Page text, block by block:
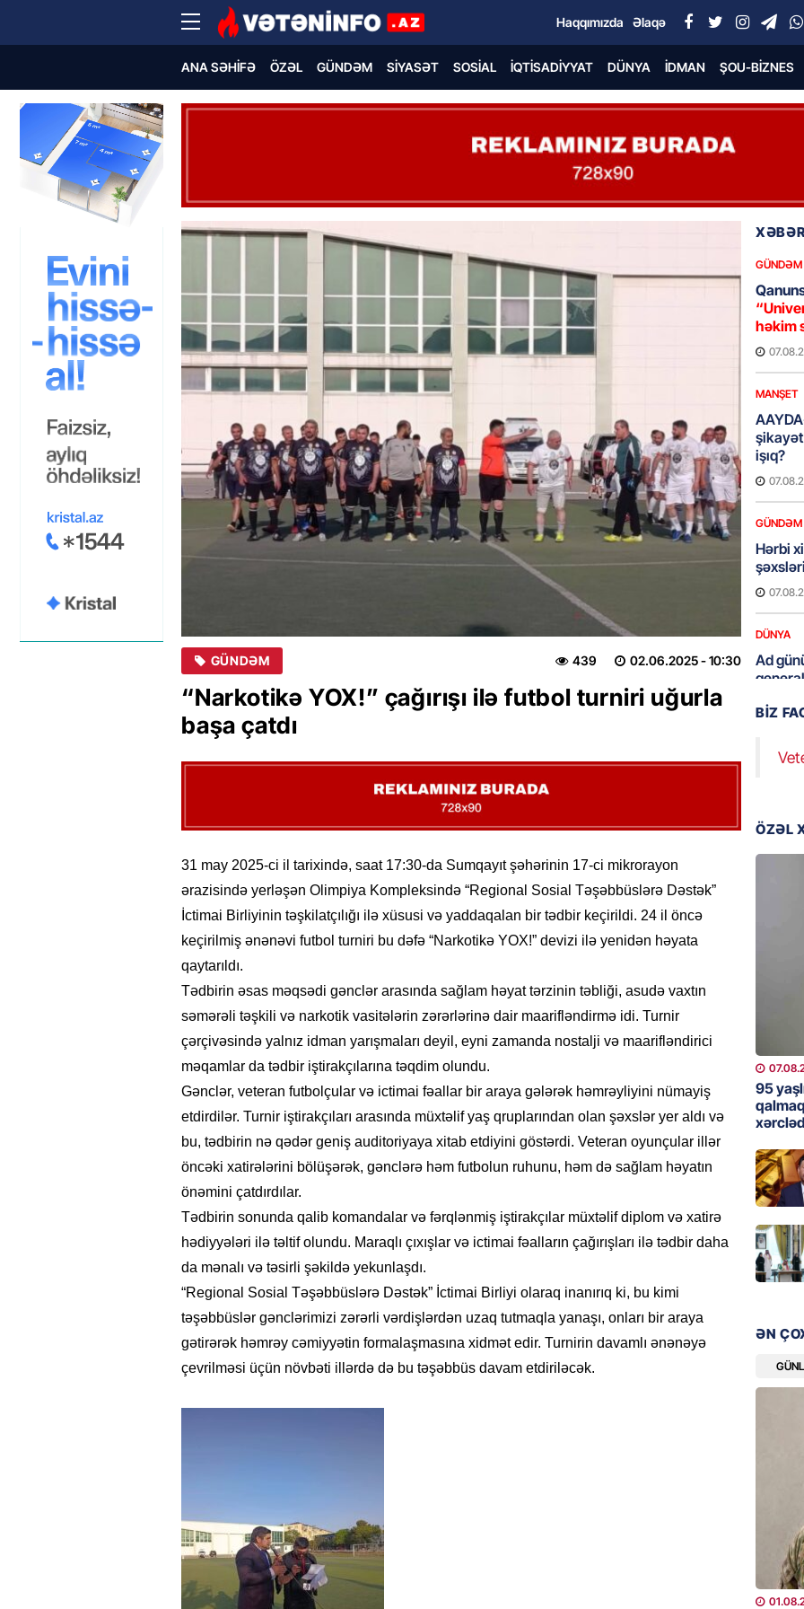
Haqqımızda Əlaqə
ANA SƏHIFƏ ÖZƏL GÜNDƏM SIYASƏT SOSIAL İQTISADIYYAT DÜNYA İDMAN ŞOU-BIZNES
GÜNDƏM 02.06.2025- 10:30
439
“Narkotikə YOX!” çağırışı ilə futbol turniri uğurla
başa çatdı
31 may 2025-ci il tarixində, saat 17:30-da Sumqayıt şəhərinin 17-ci mikrorayon
ərazisində yerləşən Olimpiya Kompleksində “Regional Sosial Təşəbbüslərə Dəstək”
İctimai Birliyinin təşkilatçılığı ilə xüsusi və yaddaqalan bir tədbir keçirildi. 24 il öncə
keçirilmiş ənənəvi futbol turniri bu dəfə “Narkotikə YOX!” devizi ilə yenidən həyata
qaytarıldı.
Tədbirin əsas məqsədi gənclər arasında sağlam həyat tərzinin təbliği, asudə vaxtın
səmərəli təşkili və narkotik vasitələrin zərərlərinə dair maarifləndirmə idi. Turnir
çərçivəsində yalnız idman yarışmaları deyil, eyni zamanda nostalji və maarifləndirici
məqamlar da tədbir iştirakçılarına təqdim olundu.
Gənclər, veteran futbolçular və ictimai fəallar bir araya gələrək həmrəyliyini nümayiş
etdirdilər. Turnir iştirakçıları arasında müxtəlif yaş qruplarından olan şəxslər yer aldı və
bu, tədbirin nə qədər geniş auditoriyaya xitab etdiyini göstərdi. Veteran oyunçular illər
öncəki xatirələrini bölüşərək, gənclərə həm futbolun ruhunu, həm də sağlam həyatın
önəmini çatdırdılar.
Tədbirin sonunda qalib komandalar və fərqlənmiş iştirakçılar müxtəlif diplom və xatirə
hədiyyələri ilə təltif olundu. Maraqlı çıxışlar və ictimai fəalların çağırışları ilə tədbir daha
da mənalı və təsirli şəkildə yekunlaşdı.
“Regional Sosial Təşəbbüslərə Dəstək” İctimai Birliyi olaraq inanırıq ki, bu kimi
təşəbbüslər gənclərimizi zərərli vərdişlərdən uzaq tutmaqla yanaşı, onları bir araya
gətirərək həmrəy cəmiyyətin formalaşmasına xidmət edir. Turnirin davamlı ənənəyə
çevrilməsi üçün növbəti illərdə də bu təşəbbüs davam etdiriləcək.
GÜNDƏM
həkim
MANŞET
şikayət
işıq?
GÜNDƏM
Hərbi
DÜNYA
Ad
95
Çin
MANŞET
“Birgə
İDMAN
HADISƏ
GÜNDƏM
Dosye
BIZ
ÖZƏL
95
ƏN